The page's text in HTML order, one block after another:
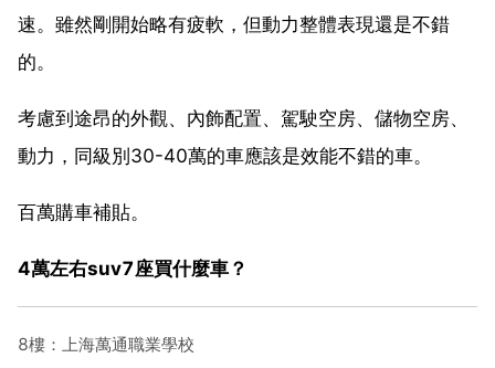
速。雖然剛開始略有疲軟，但動力整體表現還是不錯
的。
考慮到途昂的外觀、內飾配置、駕駛空房、儲物空房、
動力，同級別30-40萬的車應該是效能不錯的車。
百萬購車補貼。
4萬左右suv7座買什麼車？
8樓：上海萬通職業學校